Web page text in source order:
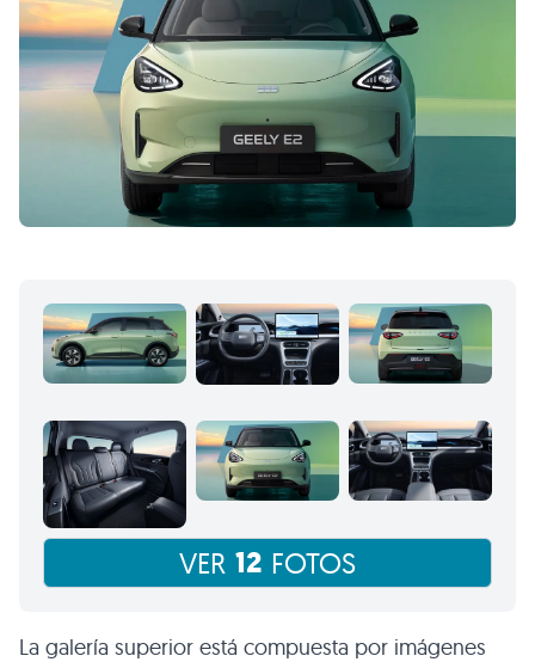
VER 12 FOTOS
La galería superior está compuesta por imágenes